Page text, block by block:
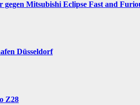
gegen Mitsubishi Eclipse Fast and
Düsseldorf
Z28